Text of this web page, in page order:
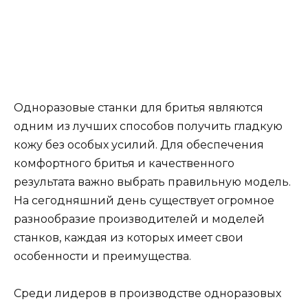
Одноразовые станки для бритья являются
одним из лучших способов получить гладкую
кожу без особых усилий. Для обеспечения
комфортного бритья и качественного
результата важно выбрать правильную модель.
На сегодняшний день существует огромное
разнообразие производителей и моделей
станков, каждая из которых имеет свои
особенности и преимущества.
Среди лидеров в производстве одноразовых